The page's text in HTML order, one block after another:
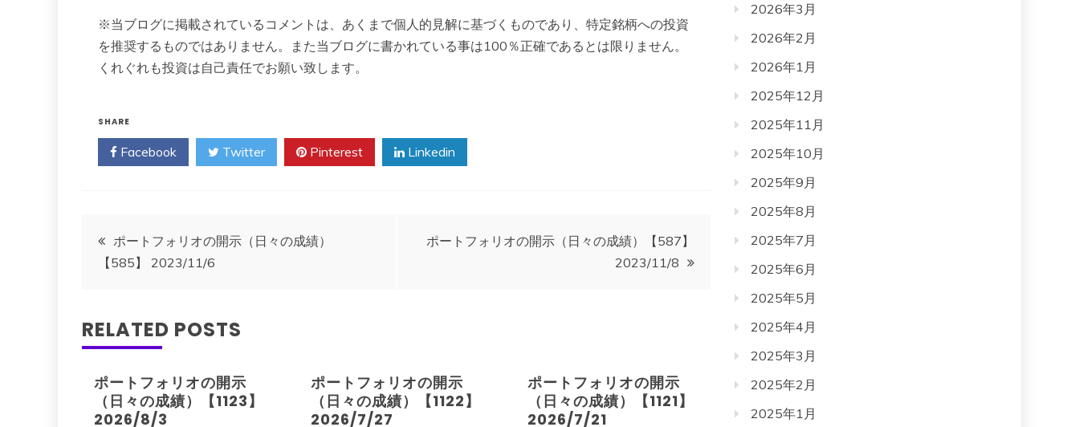
※当ブログに掲載されているコメントは、あくまで個人的見解に基づくものであり、特定銘柄への投資
を推奨するものではありません。また当ブログに書かれている事は100％正確であるとは限りません。
くれぐれも投資は自己責任でお願い致します。
SHARE
Facebook Twitter Pinterest Linkedin
投
稿
ナ
ゲ
ポートフォリオの開示（日々の成績）
【585】 2023/11/6
ポートフォリオの開示（日々の成績）【587】
2023/11/8
RELATED POSTS
ポートフォリオの開示
（日々の成績）【1123】
2026/8/3
ポートフォリオの開示
（日々の成績）【1122】
2026/7/27
ポートフォリオの開示
（日々の成績）【1121】
2026/7/21
2026年3月
2026年2月
2026年1月
2025年12月
2025年11月
2025年10月
2025年9月
2025年8月
2025年7月
2025年6月
2025年5月
2025年4月
2025年3月
2025年2月
2025年1月